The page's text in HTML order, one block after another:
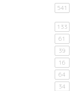
541
133
61
39
16
64
34